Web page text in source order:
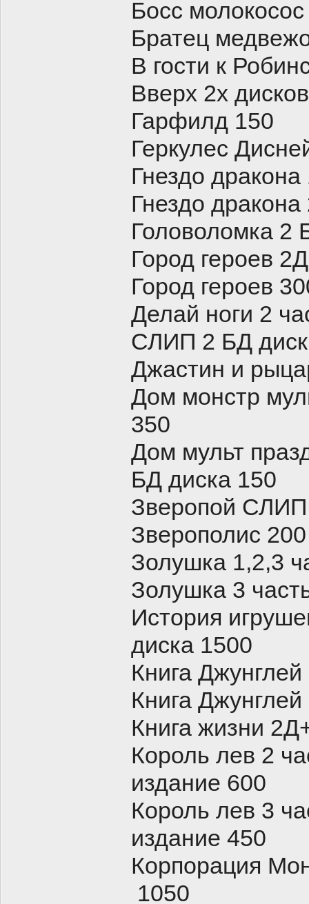
Босс
Братец
В гости к
Вверх 2х
Гарфилд 150
Геркулес
Гнездо дракона
Гнездо
Головоломка 2
Город героев
Город героев
Делай ноги 2
СЛИП 2 БД
Джастин и
Дом монстр
350
Дом мульт
БД диска 150
Зверопой
Зверополис 200
Золушка 1,2,3
Золушка 3
История
диска 1500
Книга
Книга
Книга жизни
Король лев 2
издание 600
Король лев 3
издание 450
Корпорация
1050